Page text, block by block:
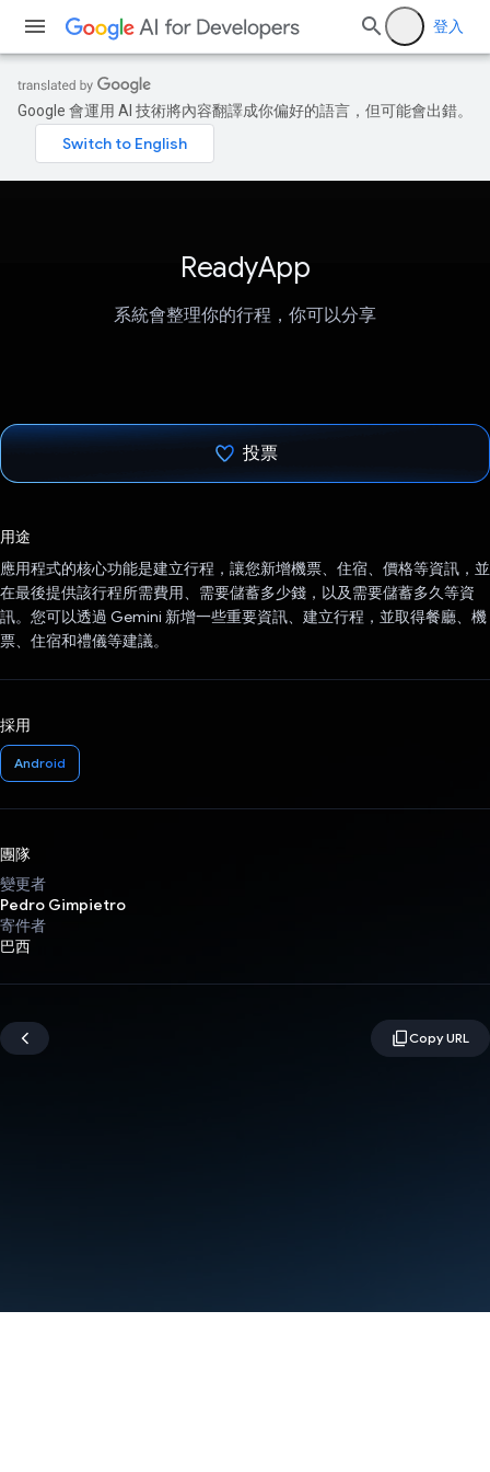
登入
Google 會運用 AI 技術將內容翻譯成你偏好的語言，但可能會出錯。
ReadyApp
系統會整理你的行程，你可以分享
投票
用途
應用程式的核心功能是建立行程，讓您新增機票、住宿、價格等資訊，並
在最後提供該行程所需費用、需要儲蓄多少錢，以及需要儲蓄多久等資
訊。您可以透過 Gemini 新增一些重要資訊、建立行程，並取得餐廳、機
票、住宿和禮儀等建議。
採用
Android
團隊
變更者
Pedro Gimpietro
寄件者
巴西